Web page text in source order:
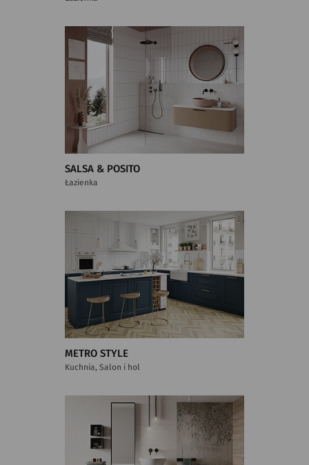
SALSA & POSITO
Łazienka
METRO STYLE
Kuchnia, Salon i hol